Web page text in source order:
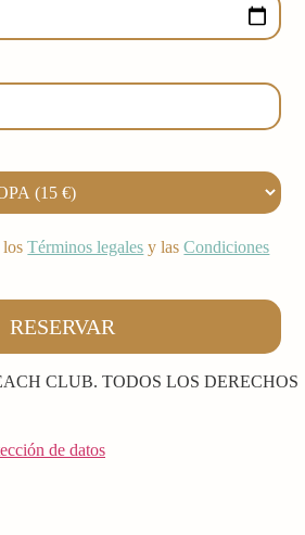
losTérminos legales y lasCondiciones
CLUB. TODOS LOS DERECHOS
de datos